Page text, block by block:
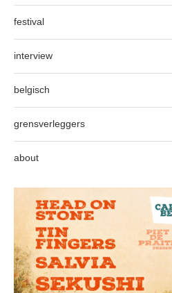
festival
interview
belgisch
grensverleggers
about